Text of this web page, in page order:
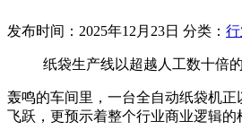
发布时间：2025年12月23日 分类：
纸袋生产线以超越人工数十倍
轰鸣的车间里，一台全自动纸袋机
飞跃，更预示着整个行业商业逻辑的